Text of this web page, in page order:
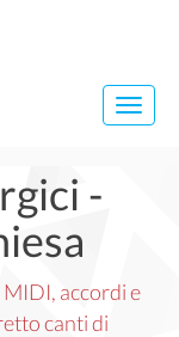
-
accordi e
canti di